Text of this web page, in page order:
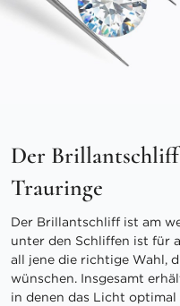
Der
Trauringe
Der Brillantschliff ist am
unter den Schliffen ist für
all jene die richtige Wahl,
wünschen. Insgesamt
in denen das Licht